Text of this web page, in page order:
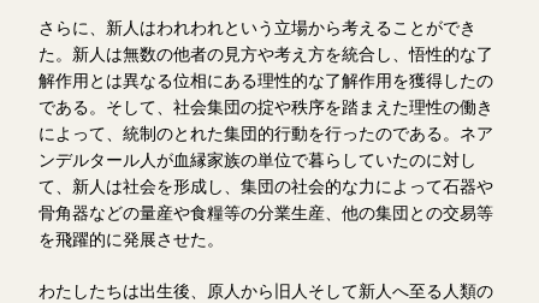
さらに、新人はわれわれという立場から考えることができ
た。新人は無数の他者の見方や考え方を統合し、悟性的な了
解作用とは異なる位相にある理性的な了解作用を獲得したの
である。そして、社会集団の掟や秩序を踏まえた理性の働き
によって、統制のとれた集団的行動を行ったのである。ネア
ンデルタール人が血縁家族の単位で暮らしていたのに対し
て、新人は社会を形成し、集団の社会的な力によって石器や
骨角器などの量産や食糧等の分業生産、他の集団との交易等
を飛躍的に発展させた。
わたしたちは出生後、原人から旧人そして新人へ至る人類の